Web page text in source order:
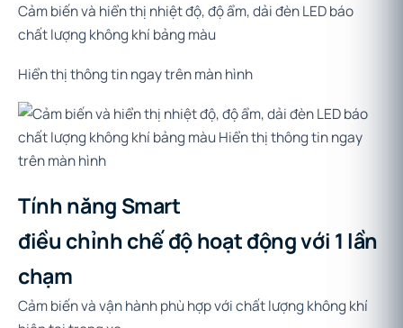
Cảm biến và hiển thị nhiệt độ, độ ẩm, dải đèn LED báo
chất lượng không khí bảng màu
Hiển thị thông tin ngay trên màn hình
Tính năng Smart
điều chỉnh chế độ hoạt động với 1 lần
chạm
Cảm biến và vận hành phù hợp với chất lượng không khí